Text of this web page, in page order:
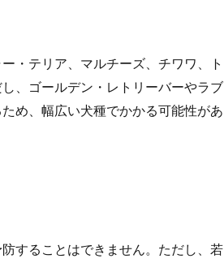
・テリア、マルチーズ、チワワ、ト
、ゴールデン・レトリーバーやラブ
め、幅広い犬種でかかる可能性があ
することはできません。ただし、若